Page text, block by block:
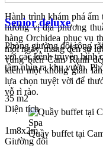
Hành trình khám phá
hương vị địa phương
hàng Orchidea phục vụ
mỗi ngày, mang đến sự
vùng biển Cam Ranh
kiếm một không gian
lựa chọn tuyệt vời để
vỗ rì rào.
Quầy buffet tại
Senior deluxe
Phòng giường đôi rộng
với các kênh truyền hình
tầm nhìn ra khu vườn.
35 m2
Diện tích
1m8x2m
Giường đôi